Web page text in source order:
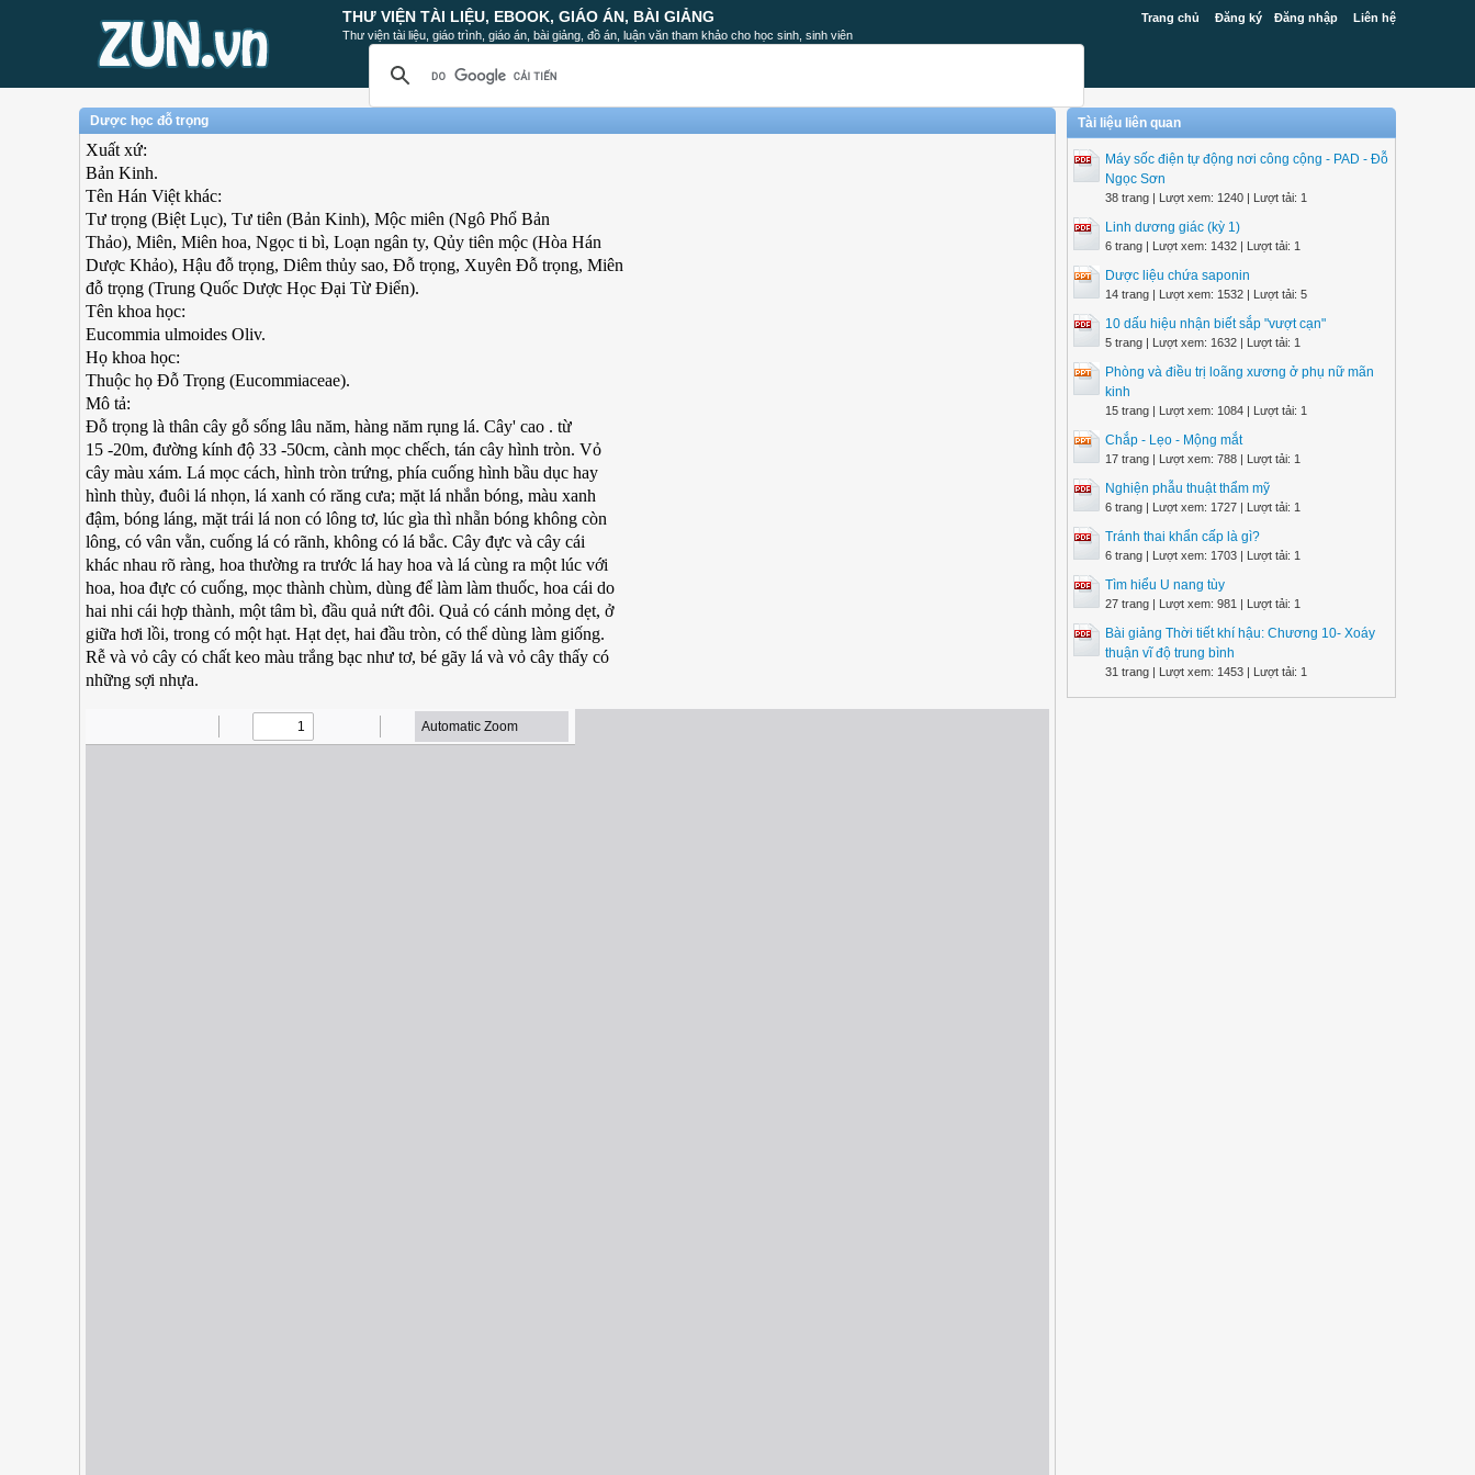
Trang chủ Đăng ký Đăng nhập Liên hệ
THƯ VIỆN TÀI LIỆU, EBOOK, GIÁO ÁN, BÀI GIẢNG
Thư viện tài liệu, giáo trình, giáo án, bài giảng, đồ án, luận văn tham khảo cho học sinh, sinh viên
Dược học đỗ trọng
Xuất xứ:
Bản Kinh.
Tên Hán Việt khác:
Tư trọng (Biệt Lục), Tư tiên (Bản Kinh), Mộc miên (Ngô Phổ Bản
Thảo), Miên, Miên hoa, Ngọc ti bì, Loạn ngân ty, Qủy tiên mộc (Hòa Hán
Dược Khảo), Hậu đỗ trọng, Diêm thủy sao, Đỗ trọng, Xuyên Đỗ trọng, Miên
đỗ trọng (Trung Quốc Dược Học Đại Từ Điển).
Tên khoa học:
Eucommia ulmoides Oliv.
Họ khoa học:
Thuộc họ Đỗ Trọng (Eucommiaceae).
Mô tả:
Đỗ trọng là thân cây gỗ sống lâu năm, hàng năm rụng lá. Cây' cao . từ
15 -20m, đường kính độ 33 -50cm, cành mọc chếch, tán cây hình tròn. Vỏ
cây màu xám. Lá mọc cách, hình tròn trứng, phía cuống hình bầu dục hay
hình thùy, đuôi lá nhọn, lá xanh có răng cưa; mặt lá nhắn bóng, màu xanh
đậm, bóng láng, mặt trái lá non có lông tơ, lúc gìa thì nhẵn bóng không còn
lông, có vân vằn, cuống lá có rãnh, không có lá bắc. Cây đực và cây cái
khác nhau rõ ràng, hoa thường ra trước lá hay hoa và lá cùng ra một lúc với
hoa, hoa đực có cuống, mọc thành chùm, dùng để làm làm thuốc, hoa cái do
hai nhi cái hợp thành, một tâm bì, đầu quả nứt đôi. Quả có cánh mỏng dẹt, ở
giữa hơi lồi, trong có một hạt. Hạt dẹt, hai đầu tròn, có thể dùng làm giống.
Rễ và vỏ cây có chất keo màu trắng bạc như tơ, bé gãy lá và vỏ cây thấy có
những sợi nhựa.
Tài liệu liên quan
Máy sốc điện tự động nơi công cộng - PAD - Đỗ
Ngọc Sơn
38 trang | Lượt xem: 1240 | Lượt tải: 1
Linh dương giác (kỳ 1)
6 trang | Lượt xem: 1432 | Lượt tải: 1
Dược liệu chứa saponin
14 trang | Lượt xem: 1532 | Lượt tải: 5
10 dấu hiệu nhận biết sắp "vượt cạn"
5 trang | Lượt xem: 1632 | Lượt tải: 1
Phòng và điều trị loãng xương ở phụ nữ mãn
kinh
15 trang | Lượt xem: 1084 | Lượt tải: 1
Chắp - Lẹo - Mộng mắt
17 trang | Lượt xem: 788 | Lượt tải: 1
Nghiện phẫu thuật thẩm mỹ
6 trang | Lượt xem: 1727 | Lượt tải: 1
Tránh thai khẩn cấp là gì?
6 trang | Lượt xem: 1703 | Lượt tải: 1
Tìm hiểu U nang tùy
27 trang | Lượt xem: 981 | Lượt tải: 1
Bài giảng Thời tiết khí hậu: Chương 10- Xoáy
thuận vĩ độ trung bình
31 trang | Lượt xem: 1453 | Lượt tải: 1